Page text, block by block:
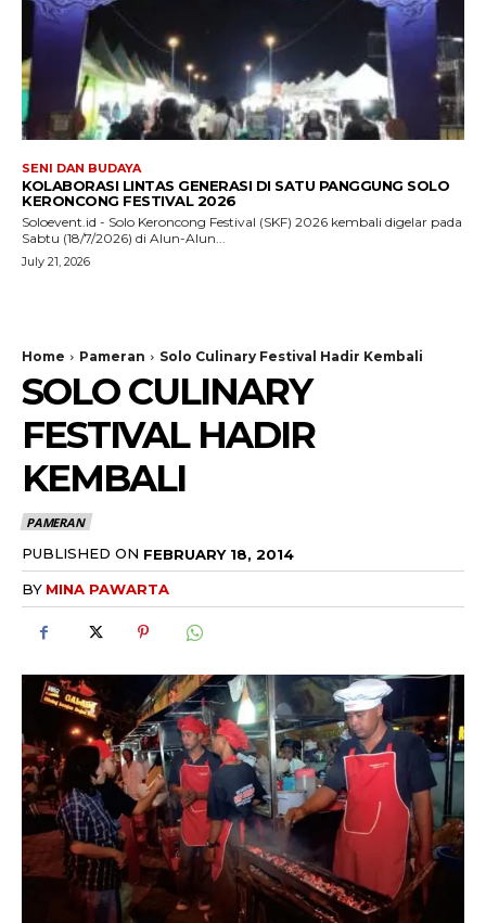
SENI DAN BUDAYA
KOLABORASI LINTAS GENERASI DI SATU PANGGUNG SOLO
KERONCONG FESTIVAL 2026
Soloevent.id - Solo Keroncong Festival (SKF) 2026 kembali digelar pada
Sabtu (18/7/2026) di Alun-Alun...
July 21, 2026